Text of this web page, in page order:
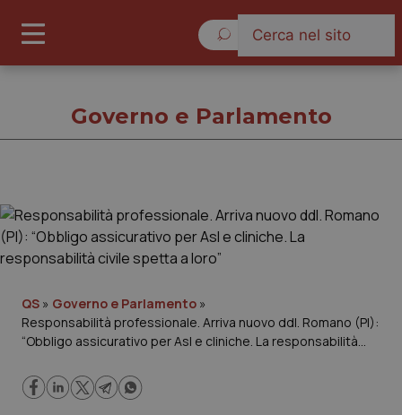
Cronache
Governo e Parlamento
Regioni e Asl
Lavoro e Professioni
Governo e Parlamento
QS » Governo e Parlamento »
Responsabilità professionale. Arriva nuovo ddl. Romano (PI):
“Obbligo assicurativo per Asl e cliniche. La responsabilità